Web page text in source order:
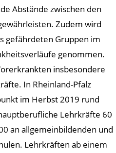
Abstände zwischen den
Zudem wird
gefährdeten Gruppen im
genommen.
insbesondere
In Rheinland-Pfalz
im Herbst 2019 rund
Lehrkräfte 60
an allgemeinbildenden und
Lehrkräften ab einem